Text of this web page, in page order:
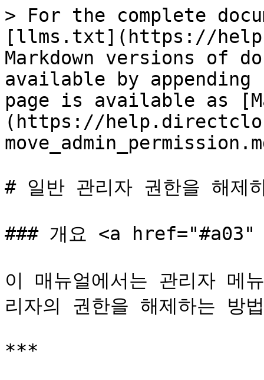
> For the complete
[llms.txt](https://
Markdown versions of
available by
page is available as
(https://
# 일반 관리자 권한을 해제
### 개요 <a
이 매뉴얼에서는 관리자 메
리자의 권한을 해제하는 방
***